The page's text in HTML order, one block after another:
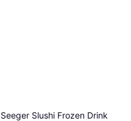
Seeger Slushi Frozen Drink